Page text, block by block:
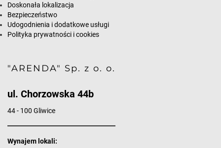
Doskonała lokalizacja
Bezpieczeństwo
Udogodnienia i dodatkowe usługi
Polityka prywatności i cookies
"ARENDA" Sp. z o. o.
ul. Chorzowska 44b
44 - 100 Gliwice
Wynajem lokali: